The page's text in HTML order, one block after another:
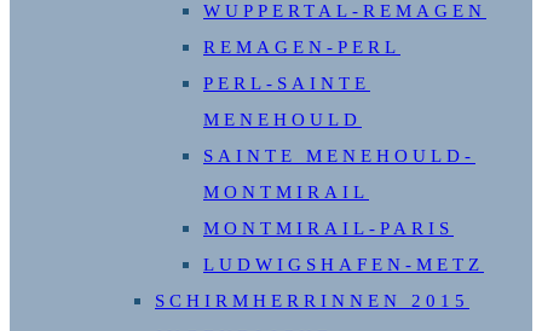
WUPPERTAL-REMAGEN
REMAGEN-PERL
PERL-SAINTE
MENEHOULD
SAINTE MENEHOULD-
MONTMIRAIL
MONTMIRAIL-PARIS
LUDWIGSHAFEN-METZ
SCHIRMHERRINNEN 2015